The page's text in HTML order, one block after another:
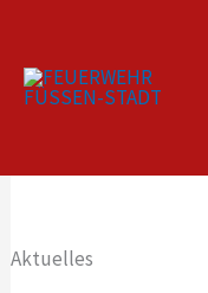
springen
Aktuelles